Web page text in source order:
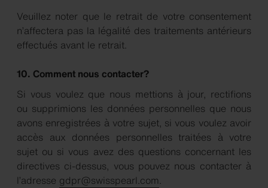
Veuillez noter que le retrait de votre consentement
n’affectera pas la légalité des traitements antérieurs
effectués avant le retrait.
10. Comment nous contacter?
Si vous voulez que nous mettions à jour, rectifions
ou supprimions les données personnelles que nous
avons enregistrées à votre sujet, si vous voulez avoir
accès aux données personnelles traitées à votre
sujet ou si vous avez des questions concernant les
directives ci-dessus, vous pouvez nous contacter à
l’adresse gdpr@swisspearl.com.